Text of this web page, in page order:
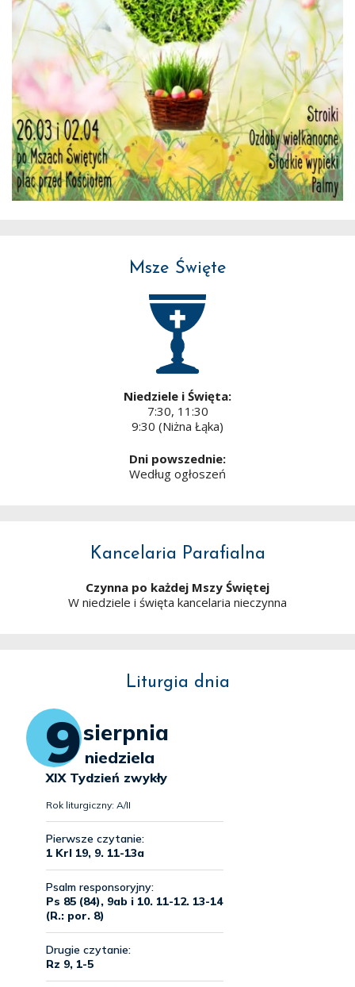
Msze Święte
Niedziele i Święta:
7:30, 11:30
9:30 (Niżna Łąka)
Dni powszednie:
Według ogłoszeń
Kancelaria Parafialna
Czynna po każdej Mszy Świętej
W niedziele i święta kancelaria nieczynna
Liturgia dnia